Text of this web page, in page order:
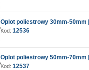
Oplot poliestrowy 30mm-50mm
Kod: 12536
Oplot poliestrowy 50mm-70mm
Kod: 12537